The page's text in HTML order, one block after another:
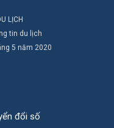
LỊCH
tin du lịch
5 năm 2020
đổi số